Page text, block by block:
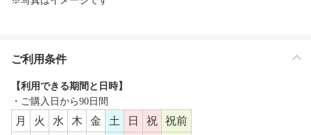
ご利用条件
【利用できる期間と日時】
・ご購入日から90日間
月 火 水 木 金 土 日 祝 祝前